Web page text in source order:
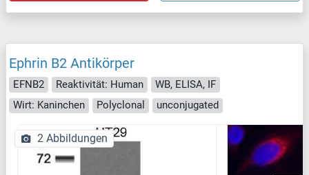
Ephrin B2 Antikörper
EFNB2 Reaktivität: Human
WB, ELISA, IF
Wirt: Kaninchen
Polyclonal unconjugated
2 Abbildungen